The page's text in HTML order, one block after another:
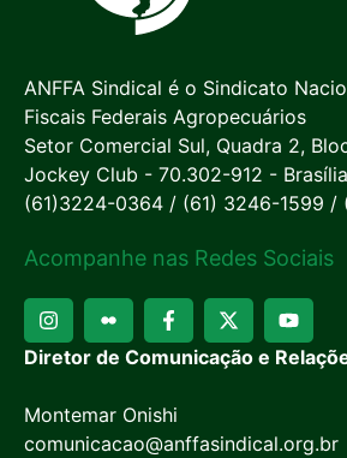
ANFFA Sindical é o Sindicato
Fiscais Federais Agropecuários
Setor Comercial Sul, Quadra 2,
Jockey Club - 70.302-912 -
(61)3224-0364 / (61) 3246-1599 /
Acompanhe nas Redes Sociais
Diretor de Comunicação e
Montemar Onishi
comunicacao@anffasindical.org.br